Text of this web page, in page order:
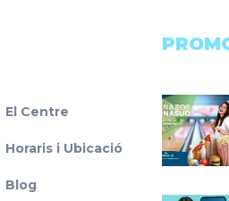
El Centre
Horaris i Ubicació
Blog